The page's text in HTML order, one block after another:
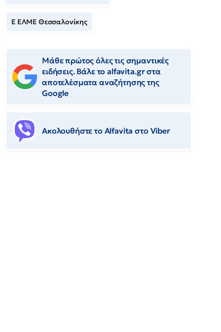
Ε ΕΛΜΕ Θεσσαλονίκης
Μάθε πρώτος όλες τις σημαντικές
ειδήσεις. Βάλε το alfavita.gr στα
αποτελέσματα αναζήτησης της
Google
Ακολουθήστε το Αlfavita στο Viber